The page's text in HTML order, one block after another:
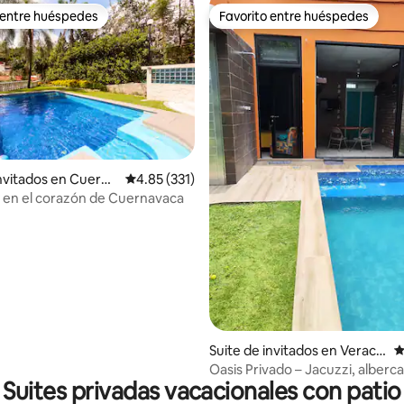
de 5, 519 reseñas
huéspedes
huéspedes
en Cuerna
Calificación promedio: 4.85 de 5, 331 reseñas
4.85 (331)
el corazón de Cuernavaca
Favorito entre huéspedes
Favorito entre huéspedes
Suite de invitados en Veracr
uz
Oasis Privado – Jacuzzi,
la playa
Suites privadas vacacionales con patio